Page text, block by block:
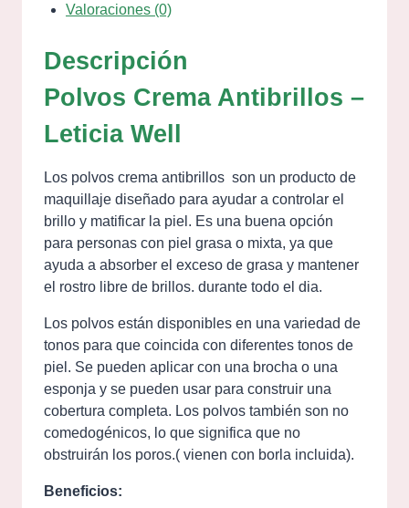
Valoraciones (0)
Descripción
Polvos Crema Antibrillos –
Leticia Well
Los polvos crema antibrillos son un producto de
maquillaje diseñado para ayudar a controlar el
brillo y matificar la piel. Es una buena opción
para personas con piel grasa o mixta, ya que
ayuda a absorber el exceso de grasa y mantener
el rostro libre de brillos. durante todo el dia.
Los polvos están disponibles en una variedad de
tonos para que coincida con diferentes tonos de
piel. Se pueden aplicar con una brocha o una
esponja y se pueden usar para construir una
cobertura completa. Los polvos también son no
comedogénicos, lo que significa que no
obstruirán los poros.( vienen con borla incluida).
Beneficios: